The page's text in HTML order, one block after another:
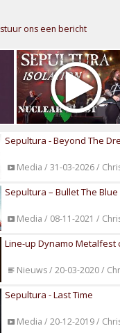
stuur ons een bericht
Sepultura - Beyond The
Media / 31-03-2026 /
Sepultura – Bullet The
Media / 08-11-2021 /
Line-up Dynamo Metalfest
Nieuws / 20-03-2020 /
Sepultura - Last Time
Media / 20-12-2019 /